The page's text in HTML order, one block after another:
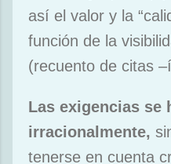
así el valor y la
función de la
(recuento de citas
Las exigencias se
irracionalmente,
tenerse en cuenta